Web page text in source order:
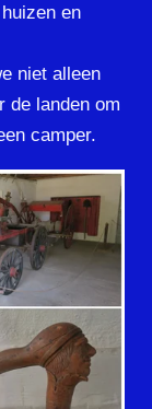
en
niet alleen
de landen om
camper.